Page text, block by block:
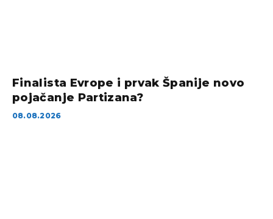
Finalista Evrope i prvak Španije novo
pojačanje Partizana?
08.08.2026